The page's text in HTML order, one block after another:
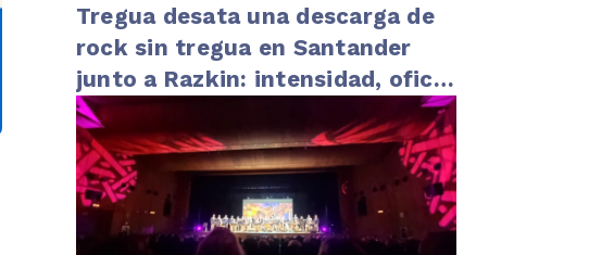
Tregua desata una descarga de
rock sin tregua en Santander
junto a Razkin: intensidad, oficio
y un directo imparable